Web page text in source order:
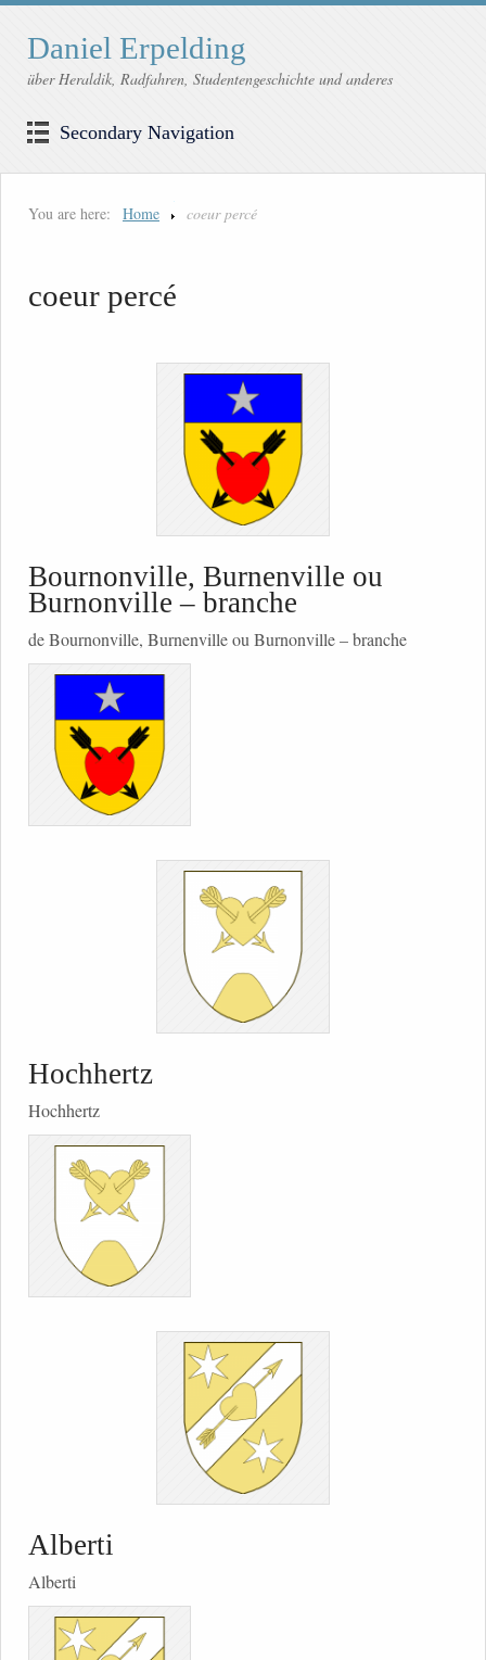
Daniel Erpelding
über Heraldik, Radfahren, Studentengeschichte und anderes
Secondary Navigation
You are here: Home coeur percé
coeur percé
Bournonville, Burnenville ou
Burnonville – branche
de Bournonville, Burnenville ou Burnonville – branche
Hochhertz
Hochhertz
Alberti
Alberti